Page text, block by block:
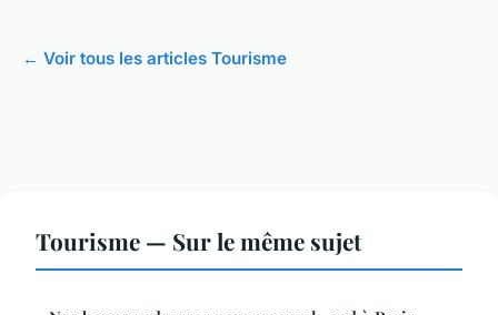
← Voir tous les articles Tourisme
Tourisme — Sur le même sujet